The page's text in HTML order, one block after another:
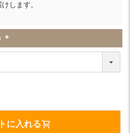
します。
(
に入れる